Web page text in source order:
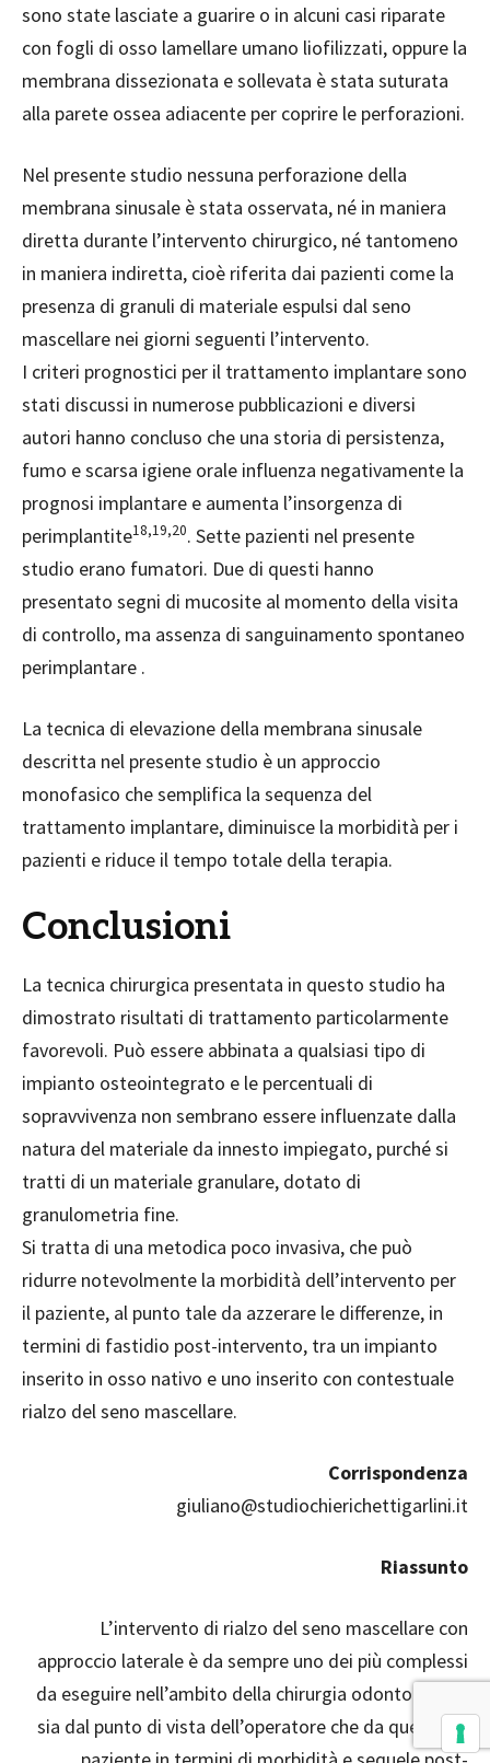
sono state lasciate a guarire o in alcuni casi riparate
con fogli di osso lamellare umano liofilizzati, oppure la
membrana dissezionata e sollevata è stata suturata
alla parete ossea adiacente per coprire le perforazioni.
Nel presente studio nessuna perforazione della
membrana sinusale è stata osservata, né in maniera
diretta durante l’intervento chirurgico, né tantomeno
in maniera indiretta, cioè riferita dai pazienti come la
presenza di granuli di materiale espulsi dal seno
mascellare nei giorni seguenti l’intervento.
I criteri prognostici per il trattamento implantare sono
stati discussi in numerose pubblicazioni e diversi
autori hanno concluso che una storia di persistenza,
fumo e scarsa igiene orale influenza negativamente la
prognosi implantare e aumenta l’insorgenza di
perimplantite18,19,20. Sette pazienti nel presente
studio erano fumatori. Due di questi hanno
presentato segni di mucosite al momento della visita
di controllo, ma assenza di sanguinamento spontaneo
perimplantare .
La tecnica di elevazione della membrana sinusale
descritta nel presente studio è un approccio
monofasico che semplifica la sequenza del
trattamento implantare, diminuisce la morbidità per i
pazienti e riduce il tempo totale della terapia.
Conclusioni
La tecnica chirurgica presentata in questo studio ha
dimostrato risultati di trattamento particolarmente
favorevoli. Può essere abbinata a qualsiasi tipo di
impianto osteointegrato e le percentuali di
sopravvivenza non sembrano essere influenzate dalla
natura del materiale da innesto impiegato, purché si
tratti di un materiale granulare, dotato di
granulometria fine.
Si tratta di una metodica poco invasiva, che può
ridurre notevolmente la morbidità dell’intervento per
il paziente, al punto tale da azzerare le differenze, in
termini di fastidio post-intervento, tra un impianto
inserito in osso nativo e uno inserito con contestuale
rialzo del seno mascellare.
Corrispondenza
giuliano@studiochierichettigarlini.it
Riassunto
L’intervento di rialzo del seno mascellare con
approccio laterale è da sempre uno dei più complessi
da eseguire nell’ambito della chirurgia odontoiatrica,
sia dal punto di vista dell’operatore che da quello del